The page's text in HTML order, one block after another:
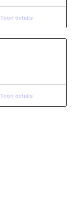
Toon details
Toon details